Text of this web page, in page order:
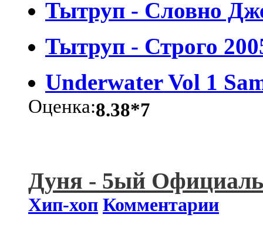
Тытруп - Словно
Тытруп - Строго
Underwater Vol 1
Оценка:8.38*7
Дуня - 5ый
Хип-хоп Комментарии